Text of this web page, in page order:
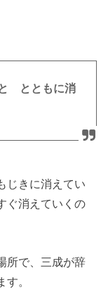
とともに消
じきに消えてい
ぐ消えていくの
所で、三成が辞
。